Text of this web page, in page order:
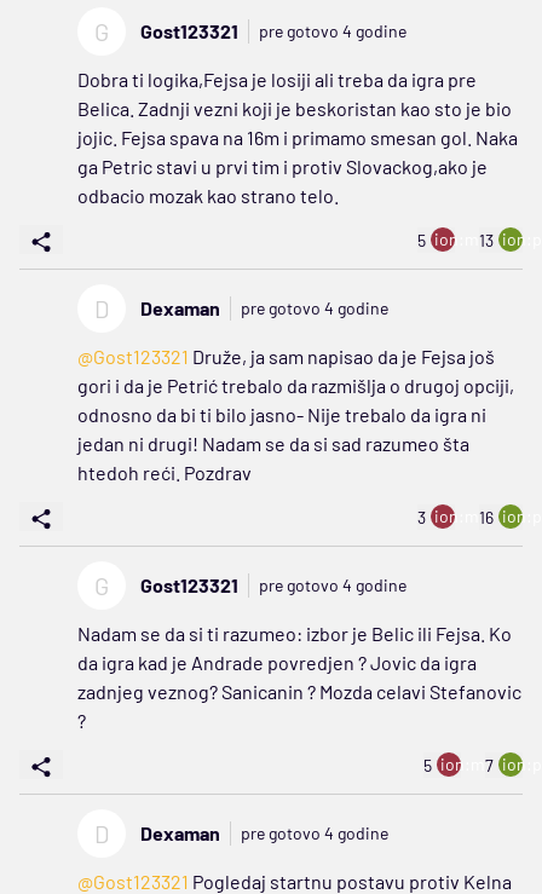
G Gost123321 pre gotovo 4 godine
Dobra ti logika,Fejsa je losiji ali treba da igra pre
Belica. Zadnji vezni koji je beskoristan kao sto je bio
jojic. Fejsa spava na 16m i primamo smesan gol. Naka
ga Petric stavi u prvi tim i protiv Slovackog,ako je
odbacio mozak kao strano telo.
5 ion:minus
13
D Dexaman pre gotovo 4 godine
@Gost123321 Druže, ja sam napisao da je Fejsa još
gori i da je Petrić trebalo da razmišlja o drugoj opciji,
odnosno da bi ti bilo jasno- Nije trebalo da igra ni
jedan ni drugi! Nadam se da si sad razumeo šta
htedoh reći. Pozdrav
3 ion:minus
16
G Gost123321 pre gotovo 4 godine
Nadam se da si ti razumeo: izbor je Belic ili Fejsa. Ko
da igra kad je Andrade povredjen ? Jovic da igra
zadnjeg veznog? Sanicanin ? Mozda celavi Stefanovic
?
5 ion:minus
7
D Dexaman pre gotovo 4 godine
@Gost123321 Pogledaj startnu postavu protiv Kelna